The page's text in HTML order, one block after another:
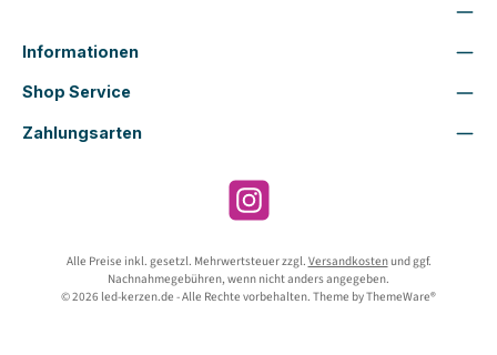
Informationen
Shop Service
Zahlungsarten
Instagram
Alle Preise inkl. gesetzl. Mehrwertsteuer zzgl. Versandkostenund ggf.
Nachnahmegebühren, wenn nicht anders angegeben.
© 2026 led-kerzen.de - Alle Rechte vorbehalten. Theme byThemeWare®